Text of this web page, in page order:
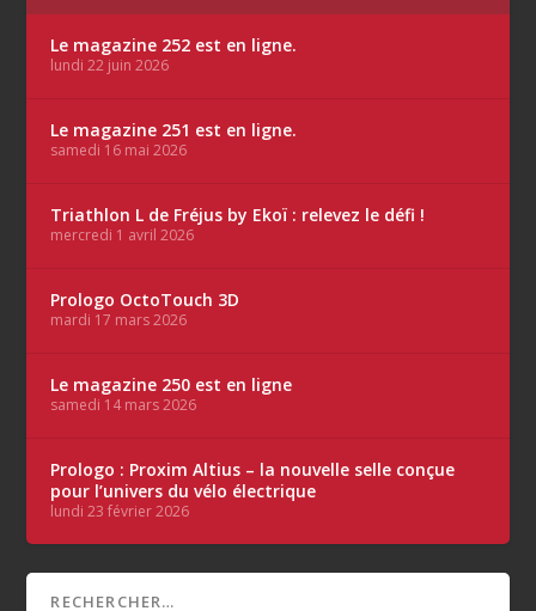
Le magazine 252 est en ligne.
lundi 22 juin 2026
Le magazine 251 est en ligne.
samedi 16 mai 2026
Triathlon L de Fréjus by Ekoï : relevez le défi !
mercredi 1 avril 2026
Prologo OctoTouch 3D
mardi 17 mars 2026
Le magazine 250 est en ligne
samedi 14 mars 2026
Prologo : Proxim Altius – la nouvelle selle conçue
pour l’univers du vélo électrique
lundi 23 février 2026